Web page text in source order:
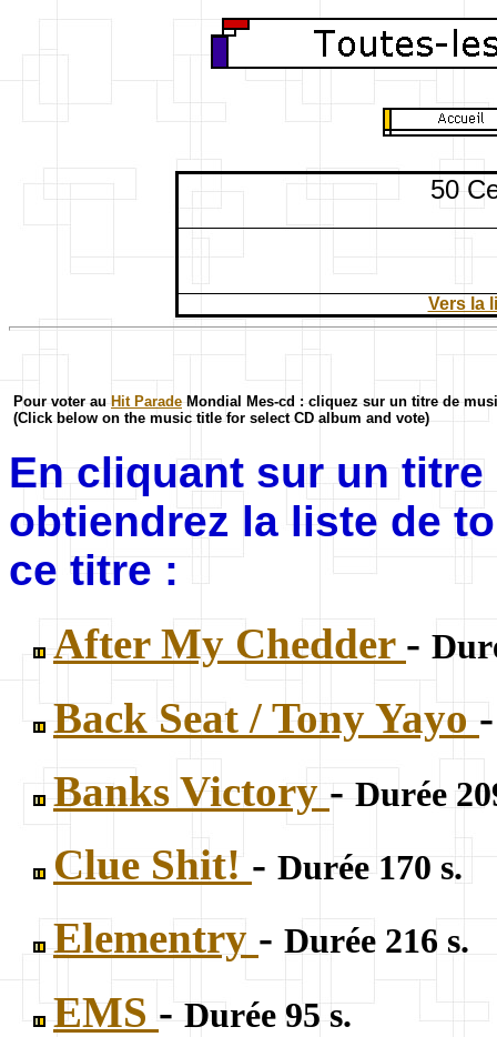
50
Vers la
Pour voter au Hit Parade Mondial Mes-cd : cliquez sur un titre de
(Click below on the music title for select CD album and vote)
En cliquant sur un
obtiendrez la liste de
ce titre :
After My Chedder -
Back Seat / Tony Yayo
Banks Victory - Durée
Clue Shit!- Durée 170 s.
Elementry - Durée 216 s.
EMS- Durée 95 s.